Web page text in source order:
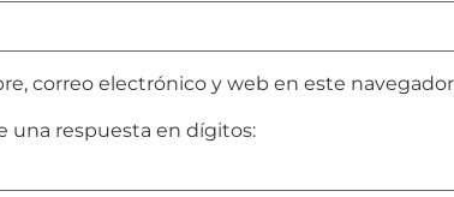
correo electrónico y web en este
una respuesta en dígitos: